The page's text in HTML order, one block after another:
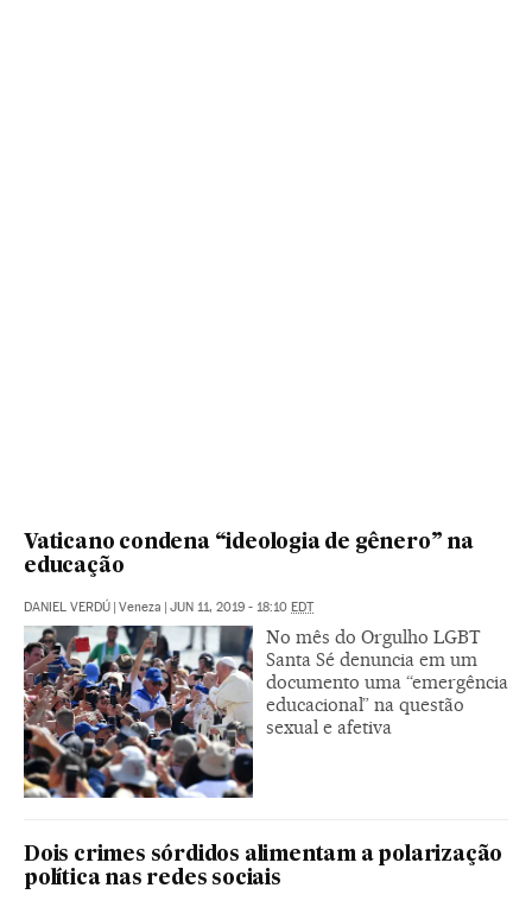
Vaticano condena “ideologia de gênero” na
educação
DANIEL VERDÚ | Veneza | JUN 11, 2019 - 18:10 EDT
No mês do Orgulho LGBT
Santa Sé denuncia em um
documento uma “emergência
educacional” na questão
sexual e afetiva
Dois crimes sórdidos alimentam a polarização
política nas redes sociais